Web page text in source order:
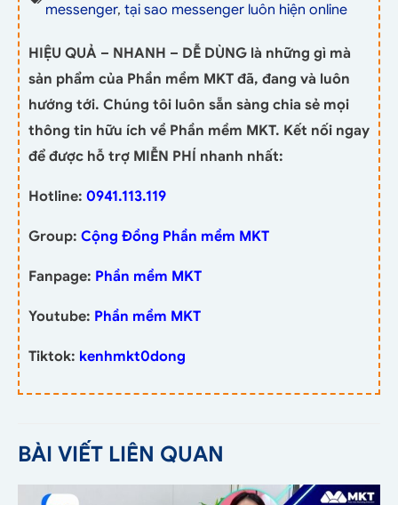
messenger, tại sao messenger luôn hiện online
HIỆU QUẢ – NHANH – DỄ DÙNG là những gì mà
sản phẩm của Phần mềm MKT đã, đang và luôn
hướng tới. Chúng tôi luôn sẵn sàng chia sẻ mọi
thông tin hữu ích về Phần mềm MKT. Kết nối ngay
để được hỗ trợ MIỄN PHÍ nhanh nhất:
Hotline: 0941.113.119
Group: Cộng Đồng Phần mềm MKT
Fanpage: Phần mềm MKT
Youtube: Phần mềm MKT
Tiktok: kenhmkt0dong
BÀI VIẾT LIÊN QUAN